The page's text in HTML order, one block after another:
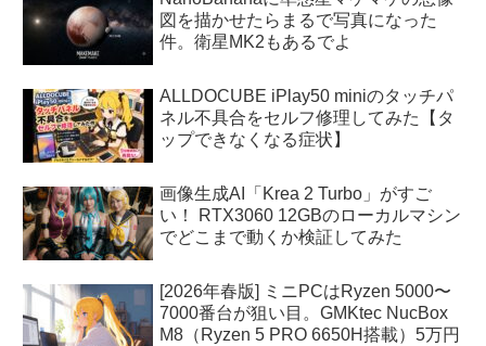
図を描かせたらまるで写真になった
件。衛星MK2もあるでよ
ALLDOCUBE iPlay50 miniのタッチパ
ネル不具合をセルフ修理してみた【タ
ップできなくなる症状】
画像生成AI「Krea 2 Turbo」がすご
い！ RTX3060 12GBのローカルマシン
でどこまで動くか検証してみた
[2026年春版] ミニPCはRyzen 5000〜
7000番台が狙い目。GMKtec NucBox
M8（Ryzen 5 PRO 6650H搭載）5万円